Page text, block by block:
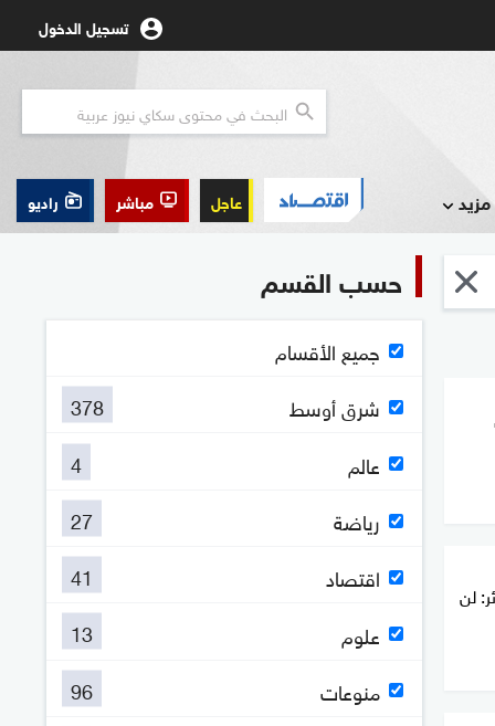
تسجيل الدخول
مزيد عاجل مباشر راديو
لن
حسب القسم
جميع الأقسام
شرق أوسط
378
عالم
4
رياضة
27
اقتصاد
41
علوم
13
منوعات
96